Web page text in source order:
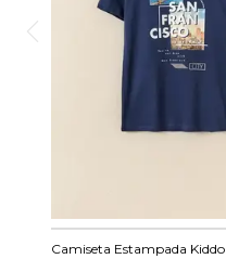
Camiseta Estampada Kiddo